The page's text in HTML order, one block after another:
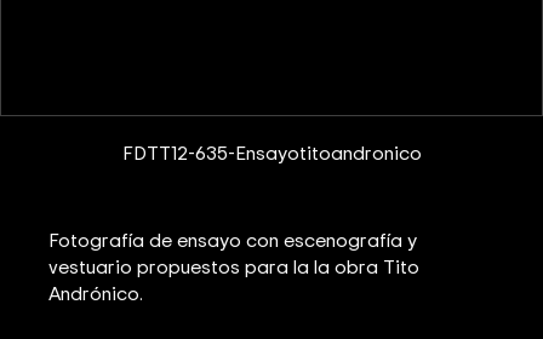
FDTT12-635-Ensayotitoandronico
Fotografía de ensayo con escenografía y
vestuario propuestos para la la obra Tito
Andrónico.